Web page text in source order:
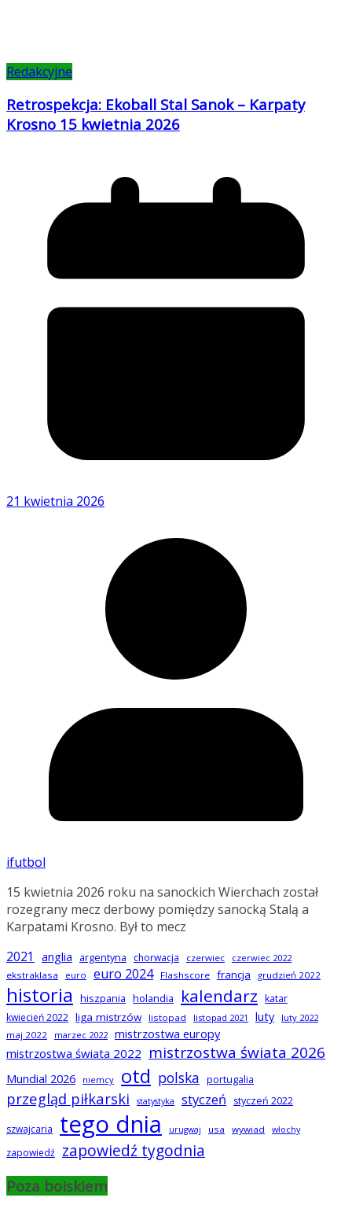
Redakcyjne
Retrospekcja: Ekoball Stal Sanok – Karpaty
Krosno 15 kwietnia 2026
21 kwietnia 2026
ifutbol
15 kwietnia 2026 roku na sanockich Wierchach został
rozegrany mecz derbowy pomiędzy sanocką Stalą a
Karpatami Krosno. Był to mecz
2021
anglia argentyna chorwacja czerwiec
czerwiec 2022
ekstraklasa
euro euro 2024 Flashscore francja grudzień 2022
historia hiszpania holandia kalendarz katar
kwiecień 2022 liga mistrzów listopad listopad 2021 luty
luty 2022
maj 2022
marzec 2022 mistrzostwa europy
mistrzostwa świata 2022 mistrzostwa świata 2026
Mundial 2026 niemcy otd polska portugalia
przegląd piłkarski statystyka styczeń styczeń 2022
szwajcaria tego dnia urugwaj usa wywiad włochy
zapowiedź zapowiedź tygodnia
Poza boiskiem